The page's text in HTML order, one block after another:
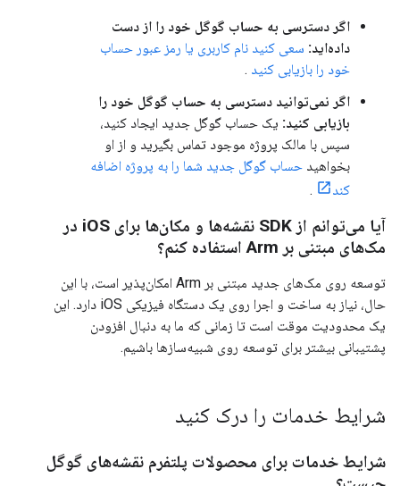
اگر دسترسی به حساب گوگل خود را از دست
داده‌اید: سعی کنید نام کاربری یا رمز عبور حساب
خود را بازیابی کنید .
اگر نمی‌توانید دسترسی به حساب گوگل خود را
بازیابی کنید: یک حساب گوگل جدید ایجاد کنید،
سپس با مالک پروژه موجود تماس بگیرید و از او
بخواهید حساب گوگل جدید شما را به پروژه اضافه
کند
.
آیا می‌توانم از SDK نقشه‌ها و مکان‌ها برای iOS در
مک‌های مبتنی بر Arm استفاده کنم؟
توسعه روی مک‌های جدید مبتنی بر Arm امکان‌پذیر است، با این
حال، نیاز به ساخت و اجرا روی یک دستگاه فیزیکی iOS دارد. این
یک محدودیت موقت است تا زمانی که ما به دنبال افزودن
پشتیبانی بیشتر برای توسعه روی شبیه‌سازها باشیم.
شرایط خدمات را درک کنید
شرایط خدمات برای محصولات پلتفرم نقشه‌های گوگل